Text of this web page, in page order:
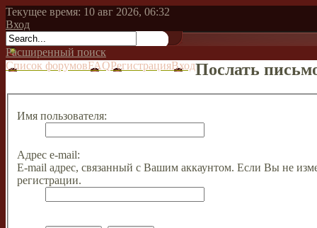
Текущее время: 10 авг 2026, 06:32
Вход
Расширенный поиск
Список форумовFAQРегистрацияВходПослать
Имя пользователя:
Адрес e-mail:
E-mail адрес, связанный с Вашим аккаунтом. Если Вы не
регистрации.